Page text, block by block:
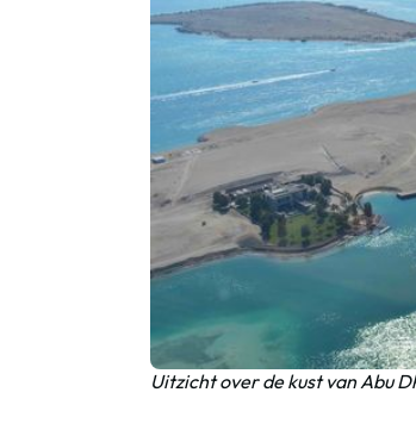
Uitzicht over de kust van Abu